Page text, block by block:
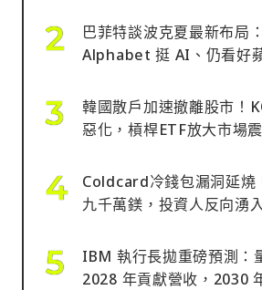
巴菲特談波克夏最新布局
Alphabet 挺 AI、仍看好
韓國散戶加速撤離股市！
惡化，槓桿ETF放大市場
Coldcard冷錢包漏洞延燒
九千萬鎂，投資人反向湧
IBM 執行長拋重磅預測：
2028 年貢獻營收，2030